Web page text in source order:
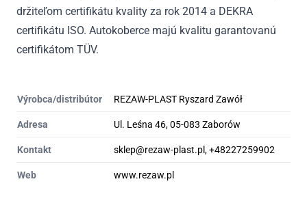
držiteľom certifikátu kvality za rok 2014 a DEKRA
certifikátu ISO. Autokoberce majú kvalitu garantovanú
certifikátom TÜV.
Výrobca/distribútor REZAW-PLAST Ryszard Zawół
Adresa Ul. Leśna 46, 05-083 Zaborów
Kontakt sklep@rezaw-plast.pl, +48227259902
Web www.rezaw.pl